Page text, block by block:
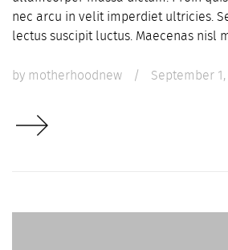
nec arcu in velit imperdiet ultricies.
lectus suscipit luctus. Maecenas nisl
by motherhoodnew / September 1,